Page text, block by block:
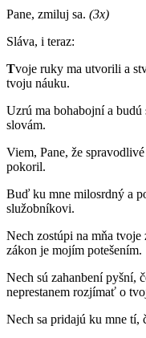
Pane, zmiluj sa. (3x)
Sláva, i teraz:
Tvoje ruky ma utvorili a
tvoju náuku.
Uzrú ma bohabojní a
slovám.
Viem, Pane, že
pokoril.
Buď ku mne milosrdný a
služobníkovi.
Nech zostúpi na mňa
zákon je mojím potešením.
Nech sú zahanbení pyšní,
neprestanem rozjímať o
Nech sa pridajú ku mne tí,